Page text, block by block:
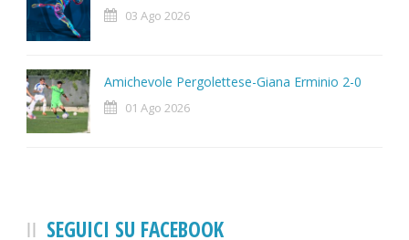
03 Ago 2026
Amichevole Pergolettese-Giana Erminio 2-0
01 Ago 2026
SEGUICI SU FACEBOOK